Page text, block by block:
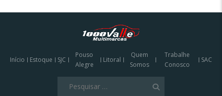
Início Estoque SJC
Pouso
Alegre
Litoral
Quem
Somos
Trabalhe
Conosco
SAC